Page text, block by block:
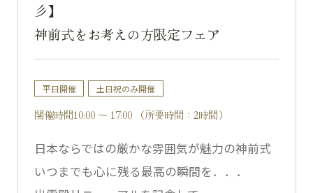
彡】
神前式をお考えの方限定フェア
平日開催 土日祝のみ開催
開催時間10:00 ～ 17:00 （所要時間：2時間）
日本ならではの厳かな雰囲気が魅力の神前式
いつまでも心に残る最高の瞬間を．．．